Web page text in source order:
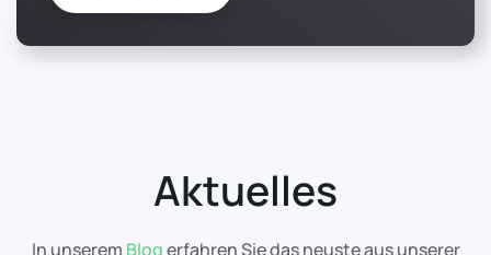
Aktuelles
In unserem Blogerfahren Sie das neuste aus unserer